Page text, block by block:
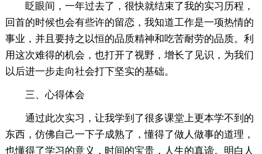
眨眼间，一年过去了，很快就结束了我的实习历程，
回首的时候也会有些许的留恋，我知道工作是一项热情的
事业，并且要持之以恒的品质精神和吃苦耐劳的品质。利
用这次难得的机会，也打开了视野，增长了见识，为我们
以后进一步走向社会打下坚实的基础。
三、心得体会
通过此次实习，让我学到了很多课堂上更本学不到的
东西，仿佛自己一下子成熟了，懂得了做人做事的道理，
也懂得了学习的意义，时间的宝贵，人生的真谛。明白人